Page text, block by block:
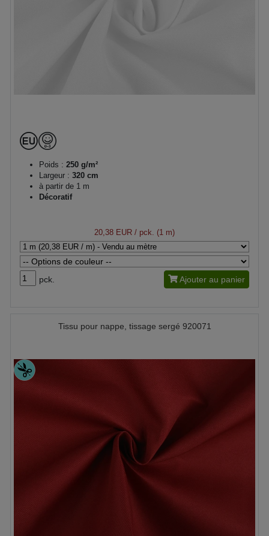
Poids : 250 g/m²
Largeur : 320 cm
à partir de 1 m
Décoratif
20,38 EUR / pck. (1 m)
pck. Ajouter au panier
Tissu pour nappe, tissage sergé 920071